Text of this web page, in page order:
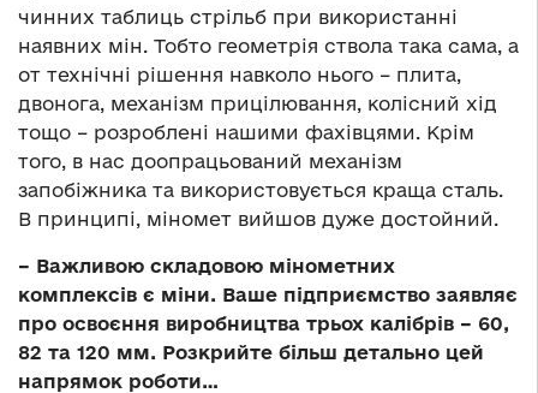
чинних таблиць стрільб при використанні
наявних мін. Тобто геометрія ствола така сама, а
от технічні рішення навколо нього – плита,
двонога, механізм прицілювання, колісний хід
тощо – розроблені нашими фахівцями. Крім
того, в нас доопрацьований механізм
запобіжника та використовується краща сталь.
В принципі, міномет вийшов дуже достойний.
– Важливою складовою мінометних
комплексів є міни. Ваше підприємство заявляє
про освоєння виробництва трьох калібрів – 60,
82 та 120 мм. Розкрийте більш детально цей
напрямок роботи…